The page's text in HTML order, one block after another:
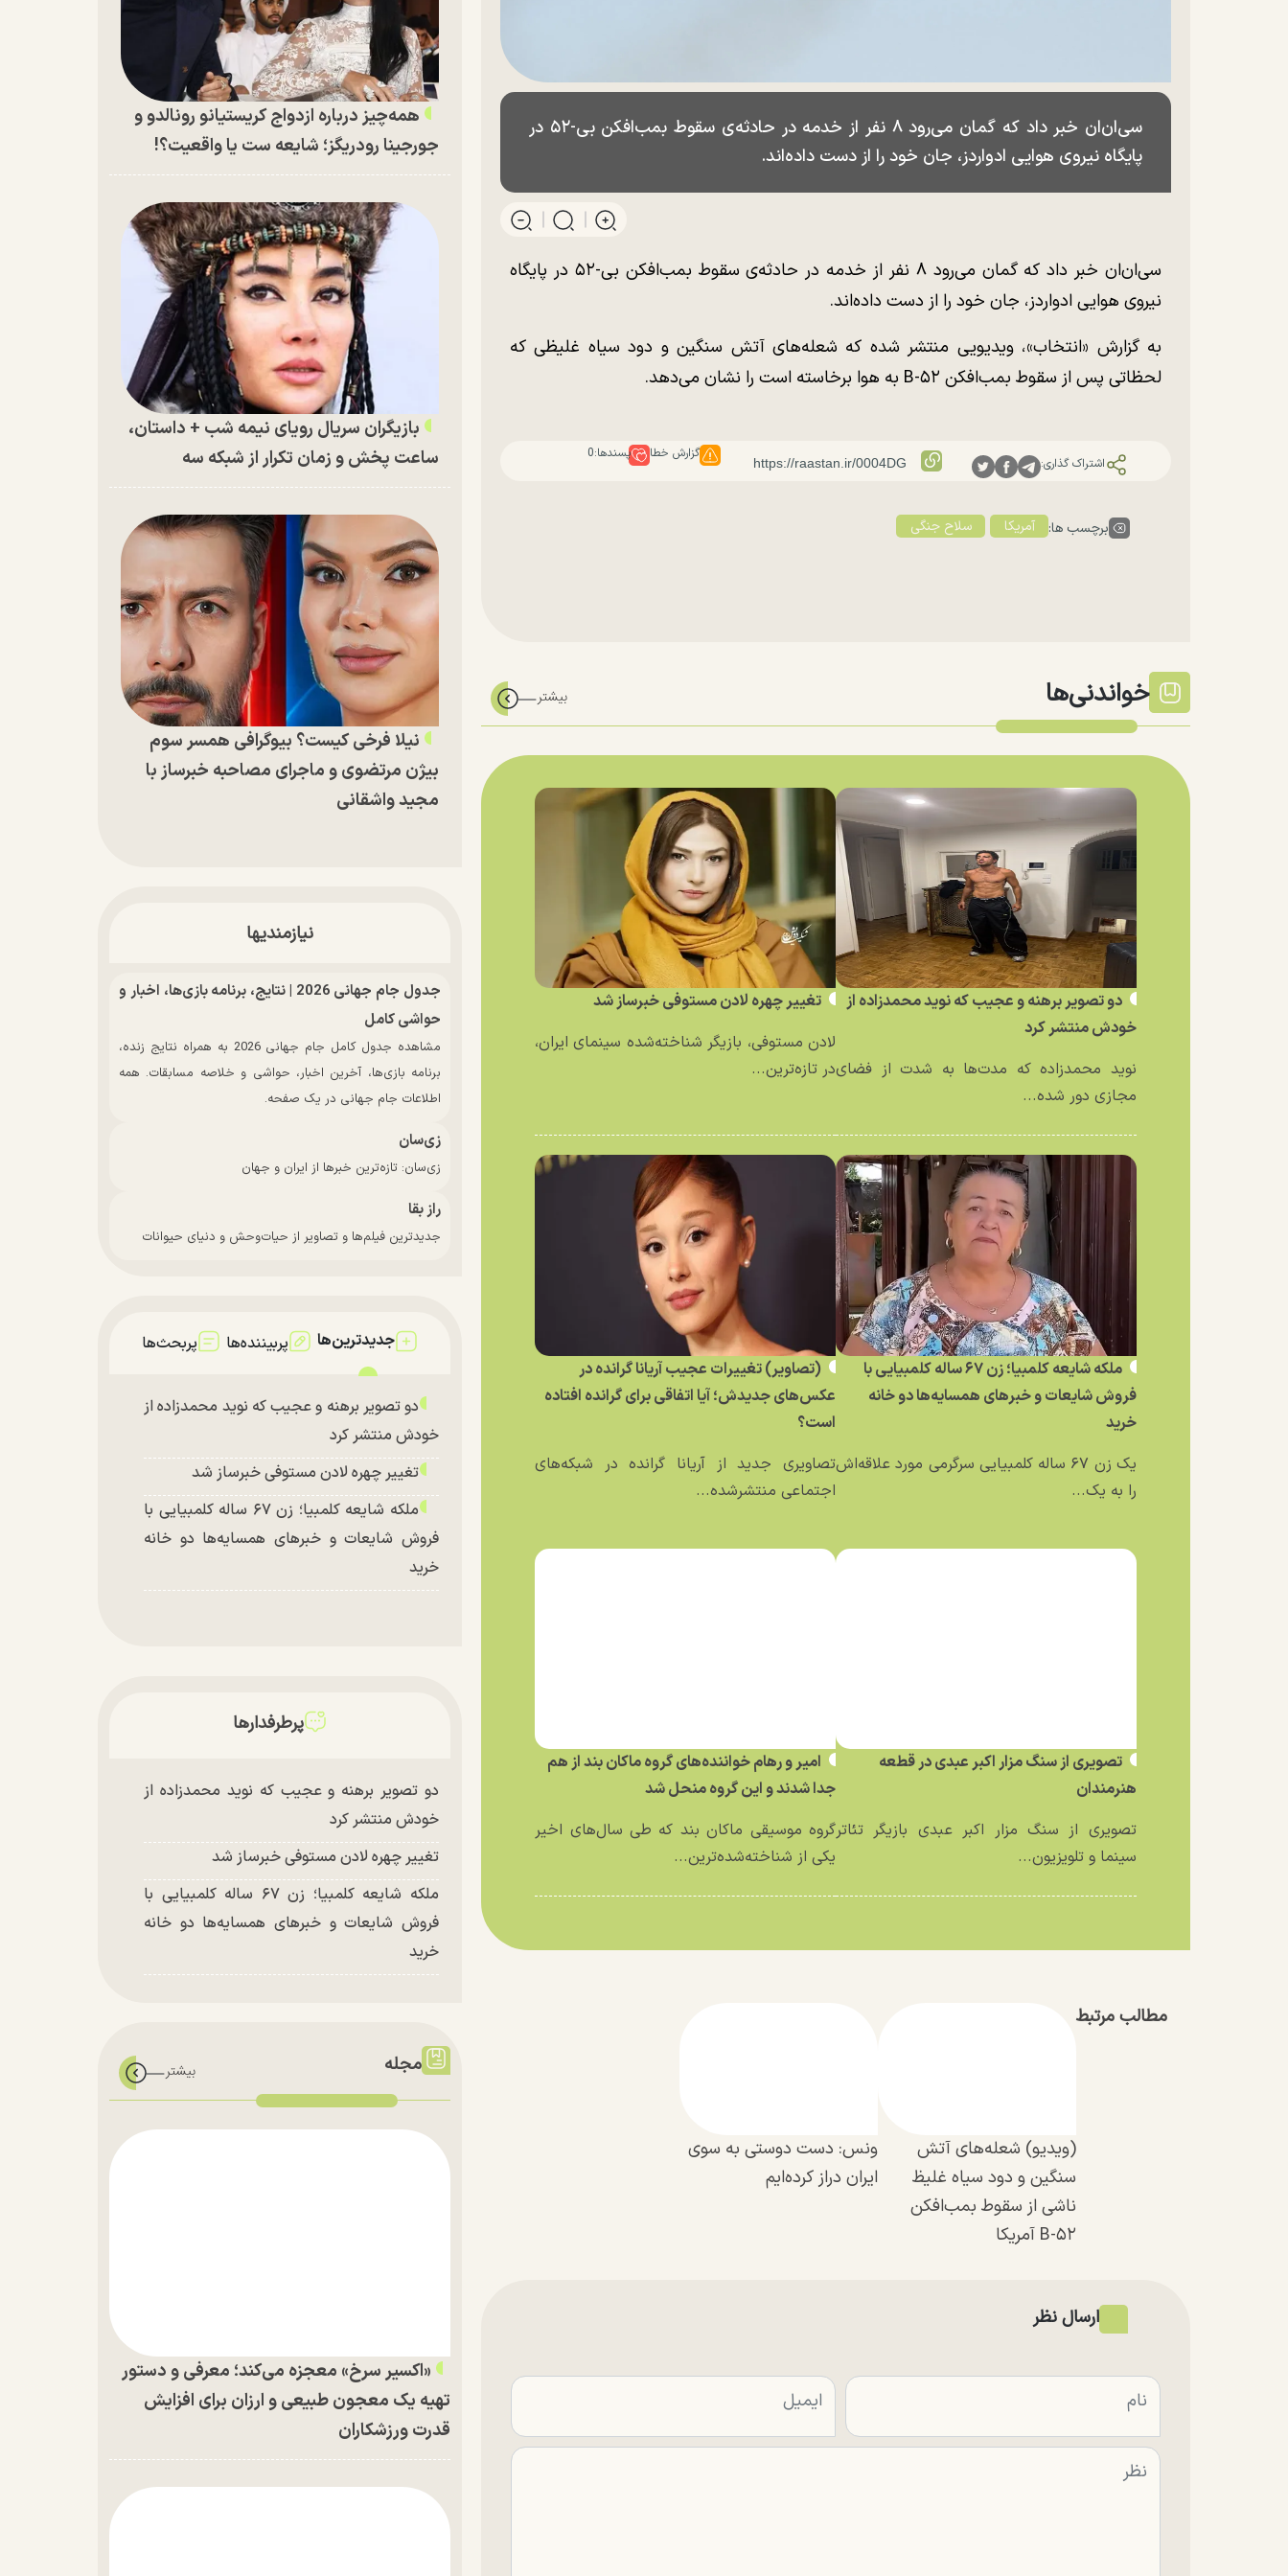
سی‌ان‌ان خبر داد که گمان می‌رود ۸ نفر از خدمه در حادثه‌ی سقوط بمب‌افکن بی-۵۲ در
پایگاه نیروی هوایی ادواردز، جان خود را از دست داده‌اند.
سی‌ان‌ان خبر داد که گمان می‌رود ۸ نفر از خدمه در حادثه‌ی سقوط بمب‌افکن بی-۵۲ در پایگاه
نیروی هوایی ادواردز، جان خود را از دست داده‌اند.
به گزارش «انتخاب»، ویدیویی منتشر شده که شعله‌های آتش سنگین و دود سیاه غلیظی که
لحظاتی پس از سقوط بمب‌افکن B-۵۲ به هوا برخاسته است را نشان می‌دهد.
اشتراک گذاری:
گزارش خطا پسندها:0
برچسب ها: آمریکا سلاح جنگی
خواندنی‌ها
دو تصویر برهنه و عجیب که نوید محمدزاده از
خودش منتشر کرد
نوید محمدزاده که مدت‌ها به شدت از فضای
مجازی دور شده...
تغییر چهره لادن مستوفی خبرساز شد
لادن مستوفی، بازیگر شناخته‌شده سینمای ایران،
در تازه‌ترین...
ملکه شایعه کلمبیا؛ زن ۶۷ ساله کلمبیایی با
فروش شایعات و خبر‌های همسایه‌ها دو خانه
خرید
یک زن ۶۷ ساله کلمبیایی سرگرمی مورد علاقه‌اش
را به یک...
(تصاویر) تغییرات عجیب آریانا گرانده در
عکس‌های جدیدش؛ آیا اتفاقی برای گرانده افتاده
است؟
تصاویری جدید از آریانا گرانده در شبکه‌های
اجتماعی منتشرشده...
تصویری از سنگ مزار اکبر عبدی در قطعه
هنرمندان
تصویری از سنگ مزار اکبر عبدی بازیگر تئاتر
سینما و تلویزیون...
امیر و رهام خواننده‌های گروه ماکان بند از هم
جدا شدند و این گروه منحل شد
گروه موسیقی ماکان بند که طی سال‌های اخیر
یکی از شناخته‌شده‌ترین...
مطالب مرتبط
(ویدیو) شعله‌های آتش
سنگین و دود سیاه غلیظ
ناشی از سقوط بمب‌افکن
B-۵۲ آمریکا
ونس: دست دوستی به سوی
ایران دراز کرده‌ایم
ارسال نظر
همه‌چیز درباره ازدواج کریستیانو رونالدو و
جورجینا رودریگز؛ شایعه ست یا واقعیت؟!
بازیگران سریال رویای نیمه شب + داستان،
ساعت پخش و زمان تکرار از شبکه سه
نیلا فرخی کیست؟ بیوگرافی همسر سوم
بیژن مرتضوی و ماجرای مصاحبه خبرساز با
مجید واشقانی
نیازمندیها
جدول جام جهانی 2026 | نتایج، برنامه بازی‌ها، اخبار و
حواشی کامل
مشاهده جدول کامل جام جهانی 2026 به همراه نتایج زنده،
برنامه بازی‌ها، آخرین اخبار، حواشی و خلاصه مسابقات. همه
اطلاعات جام جهانی در یک صفحه.
زی‌سان
زی‌سان: تازه‌ترین خبرها از ایران و جهان
راز بقا
جدیدترین فیلم‌ها و تصاویر از حیات‌وحش و دنیای حیوانات
جدیدترین‌ها پربیننده‌ها پربحث‌ها
دو تصویر برهنه و عجیب که نوید محمدزاده از
خودش منتشر کرد
تغییر چهره لادن مستوفی خبرساز شد
ملکه شایعه کلمبیا؛ زن ۶۷ ساله کلمبیایی با
فروش شایعات و خبر‌های همسایه‌ها دو خانه
خرید
پرطرفدارها
دو تصویر برهنه و عجیب که نوید محمدزاده از
خودش منتشر کرد
تغییر چهره لادن مستوفی خبرساز شد
ملکه شایعه کلمبیا؛ زن ۶۷ ساله کلمبیایی با
فروش شایعات و خبر‌های همسایه‌ها دو خانه
خرید
مجله
«اکسیر سرخ» معجزه می‌کند؛ معرفی و دستور
تهیه یک معجون طبیعی و ارزان برای افزایش
قدرت ورزشکاران